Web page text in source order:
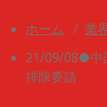
ホーム / 業
21/09/08●中
排除要請